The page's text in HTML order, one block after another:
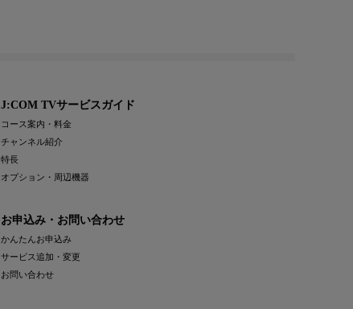
J:COM TVサービスガイド
コース案内・料金
チャンネル紹介
特長
オプション・周辺機器
お申込み・お問い合わせ
かんたんお申込み
サービス追加・変更
お問い合わせ